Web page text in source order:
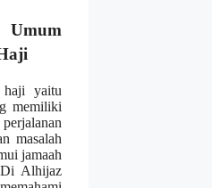
haji yaitu
memiliki
masalah
jamaah
Di Alhijaz